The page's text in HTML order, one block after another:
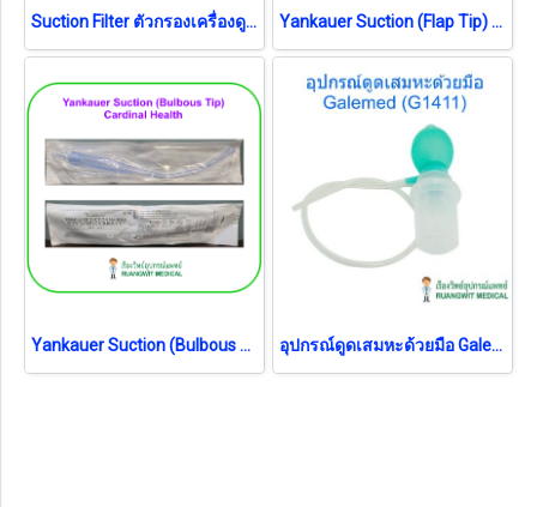
Suction Filter ตัวกรองเครื่องดูดเสมหะ (Yuwell-SMAF) Yankauer Suction (Flap Tip) MF-LAB (LB61004) อุปกรณ์หัวสำหรับดูดสารคัดหลั่ง
Yankauer Suction (Bulbous Tip) Cardinal Health อุปกรณ์ดูดเสมหะด้วยมือ Galemed (AW0014)